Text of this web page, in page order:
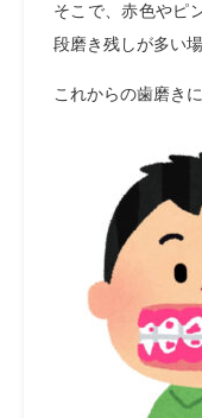
そこで、赤色やピ
段磨き残しが多い
これからの歯磨き